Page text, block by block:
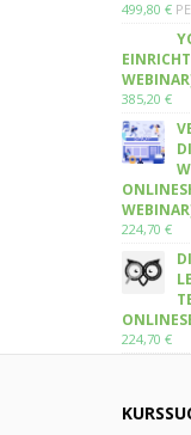
499,80 €
385,20 €
224,70 €
224,70 €